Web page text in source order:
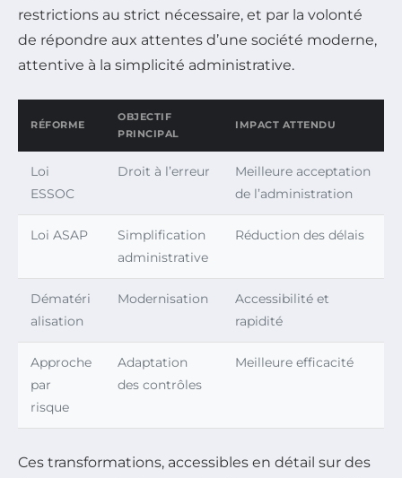
restrictions au strict nécessaire, et par la volonté
de répondre aux attentes d’une société moderne,
attentive à la simplicité administrative.
RÉFORME
OBJECTIF
PRINCIPAL
IMPACT ATTENDU
Loi
ESSOC
Droit à l’erreur
Meilleure acceptation
de l’administration
Loi ASAP
Simplification
administrative
Réduction des délais
Dématéri
alisation
Modernisation
Accessibilité et
rapidité
Approche
par
risque
Adaptation
des contrôles
Meilleure efficacité
Ces transformations, accessibles en détail sur des